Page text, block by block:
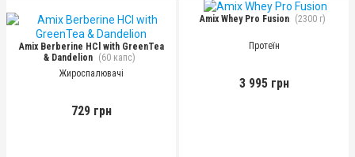
Amix Berberine HCl with GreenTea
& Dandelion (60 капс)
Жироспалювачі
729 грн
Amix Whey Pro Fusion (2300 г)
Протеїн
3 995 грн